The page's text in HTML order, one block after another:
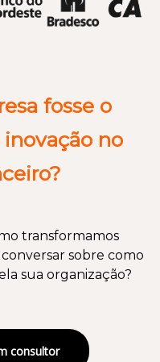
fosse o
no
transformamos
sobre como
sua organização?
consultor